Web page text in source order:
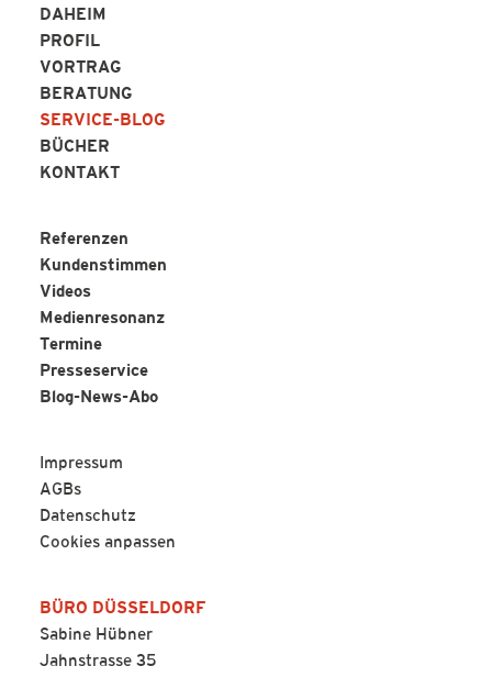
DAHEIM
PROFIL
VORTRAG
BERATUNG
SERVICE-BLOG
BÜCHER
KONTAKT
Referenzen
Kundenstimmen
Videos
Medienresonanz
Termine
Presseservice
Blog-News-Abo
Impressum
AGBs
Datenschutz
Cookies anpassen
BÜRO DÜSSELDORF
Sabine Hübner
Jahnstrasse 35